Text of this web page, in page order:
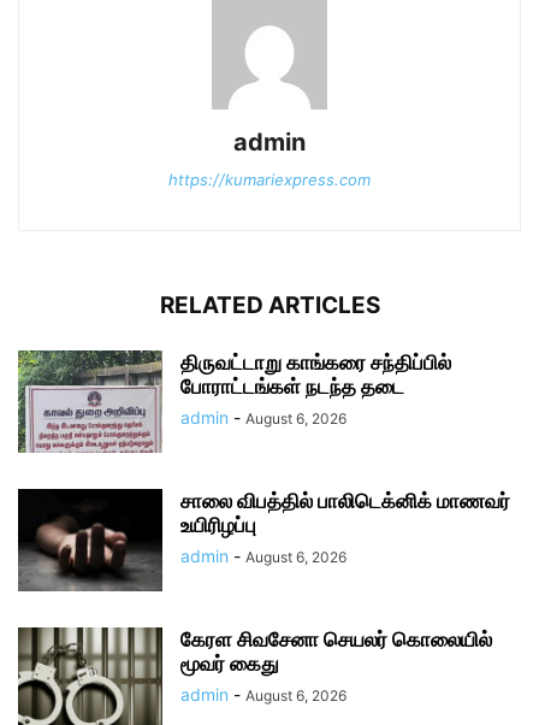
admin
https://kumariexpress.com
RELATED ARTICLES
திருவட்டாறு காங்கரை சந்திப்பில்
போராட்டங்கள் நடந்த தடை
admin - August 6, 2026
சாலை விபத்தில் பாலிடெக்னிக் மாணவர்
உயிரிழப்பு
admin - August 6, 2026
கேரள சிவசேனா செயலர் கொலையில்
மூவர் கைது
admin - August 6, 2026